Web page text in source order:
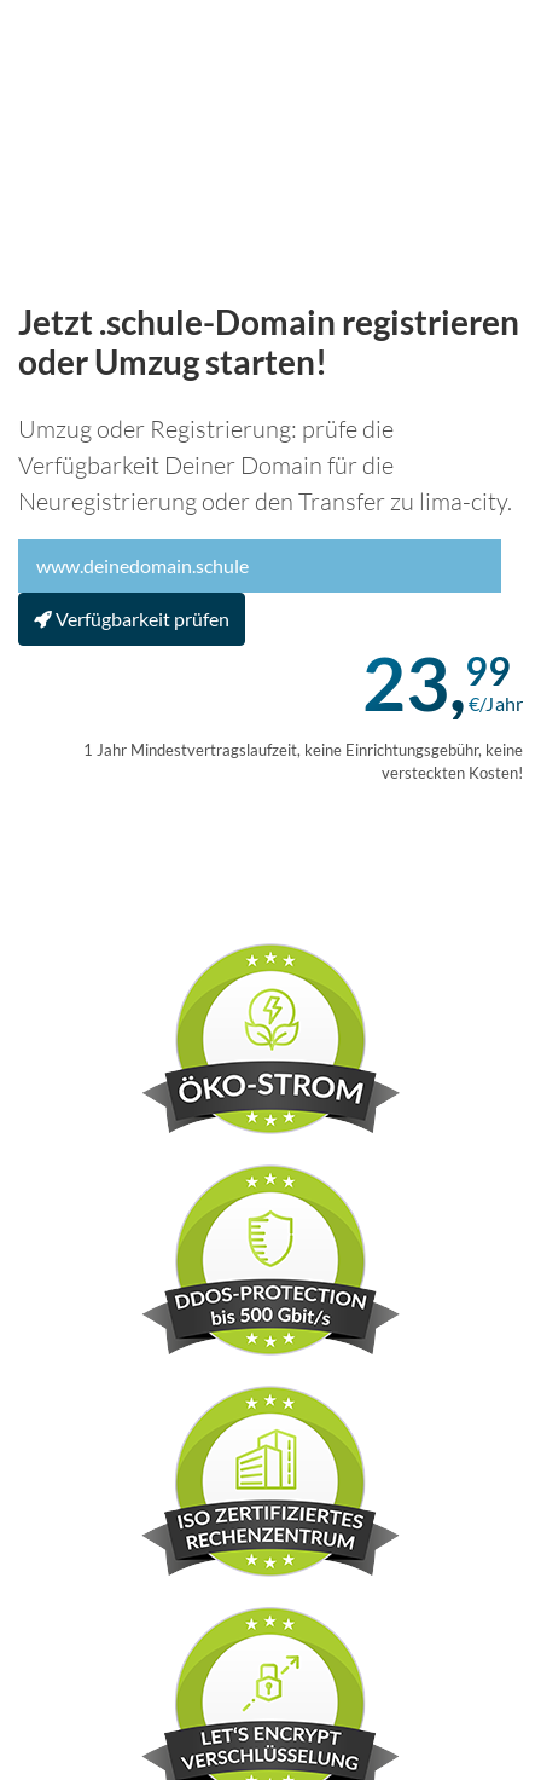
Jetzt .schule-Domain registrieren
oder Umzug starten!
Umzug oder Registrierung: prüfe die
Verfügbarkeit Deiner Domain für die
Neuregistrierung oder den Transfer zu lima-city.
Verfügbarkeit prüfen
23,99
€/Jahr
1 Jahr Mindestvertragslaufzeit, keine Einrichtungsgebühr, keine
versteckten Kosten!